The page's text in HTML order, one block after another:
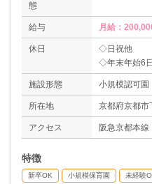
態
給与 月給：
休日
◇日祝他
◇年末年始6日
◇有給休暇
＊年間休日数
施設形態 小規模認可園
所在地 京都府京都市
アクセス 阪急京都本
特徴
新卒OK 小規模保育園 未経験